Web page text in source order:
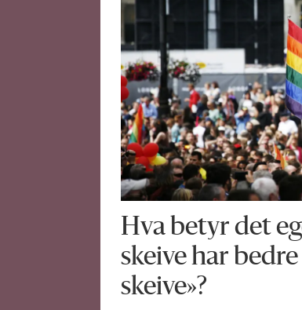
Hva betyr det
skeive har
skeive»?